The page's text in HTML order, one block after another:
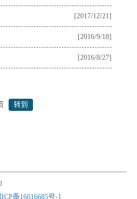
[2017/12/21]
[2016/9/18]
[2016/8/27]
ICP备16016685号-1